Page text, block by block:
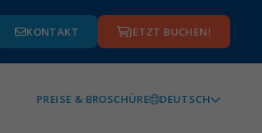
KONTAKT JETZT BUCHEN!
PREISE & BROSCHÜRE DEUTSCH